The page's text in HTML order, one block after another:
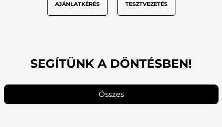
AJÁNLATKÉRÉS TESZTVEZETÉS
SEGÍTÜNK A DÖNTÉSBEN!
Összes